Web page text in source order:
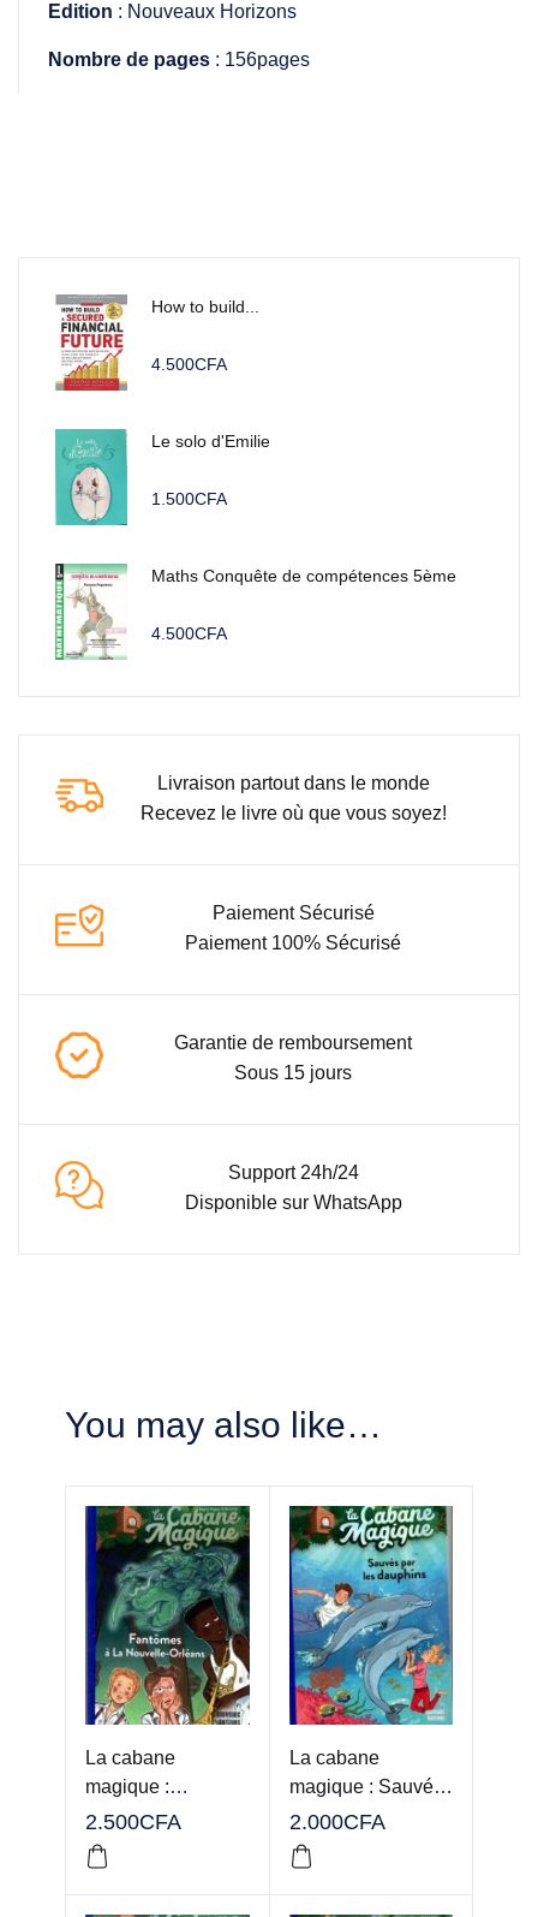
Edition : Nouveaux Horizons
Nombre de pages : 156pages
How to build...
4.500CFA
Le solo d'Emilie
1.500CFA
Maths Conquête de compétences 5ème
4.500CFA
Livraison partout dans le monde
Recevez le livre où que vous soyez!
Paiement Sécurisé
Paiement 100% Sécurisé
Garantie de remboursement
Sous 15 jours
Support 24h/24
Disponible sur WhatsApp
You may also like…
La cabane
magique :
Fantômes à La
Nouvelle-Orléans
2.500CFA
La cabane
magique : Sauvés
par les dauphins
2.000CFA